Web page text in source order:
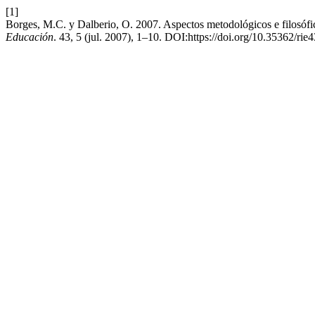
[1]
Borges, M.C. y Dalberio, O. 2007. Aspectos metodológicos e
Educación. 43, 5 (jul. 2007), 1–10. DOI:https://doi.org/10.35362/